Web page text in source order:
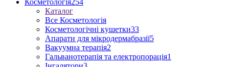
Косметологія254
Каталог
Все Косметологія
Косметологічні кушетки33
Апарати для мікродермабразії5
Вакуумна терапія2
Гальванотерапія та електропорація1